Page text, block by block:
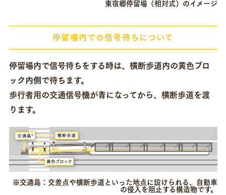
東宿郷停留場（相対式）のイメージ
停留場内での信号待ちについて
停留場内で信号待ちをする時は、横断歩道内の黄色ブロ
ック内側で待ちます。
歩行者用の交通信号機が青になってから、横断歩道を渡
ります。
※交通島：交差点や横断歩道といった地点に設けられる、自動車
の侵入を阻止する構造物です。